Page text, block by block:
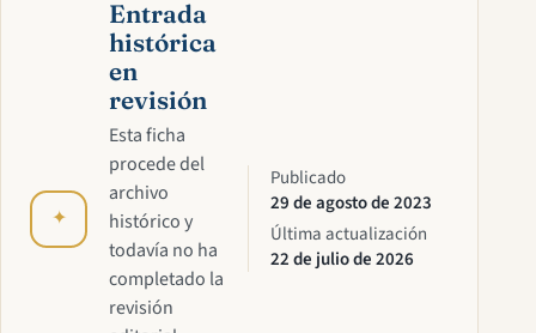
✦
Entrada
histórica
en
revisión
Esta ficha
procede del
archivo
histórico y
todavía no ha
completado la
revisión
Publicado
29 de agosto de 2023
Última actualización
22 de julio de 2026